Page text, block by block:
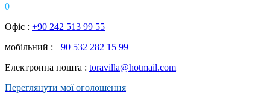
0
Офіс : +90 242 513 99 55
мобільний : +90 532 282 15 99
Електронна пошта : toravilla@hotmail.com
Переглянути мої оголошення